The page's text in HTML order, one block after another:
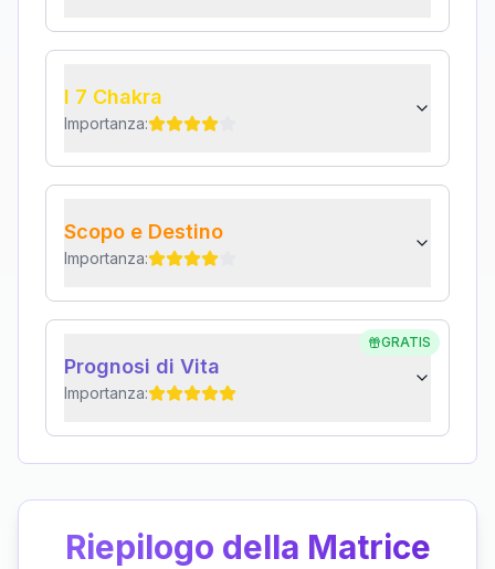
I 7 Chakra
Importanza:
Scopo e Destino
Importanza:
GRATIS
Prognosi di Vita
Importanza:
Riepilogo della Matrice